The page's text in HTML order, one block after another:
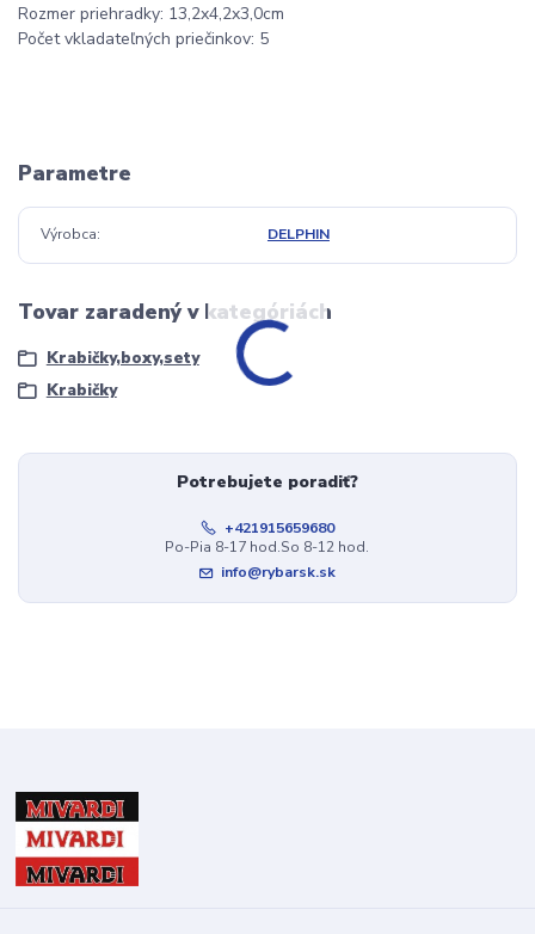
Rozmer priehradky: 13,2x4,2x3,0cm
Počet vkladateľných priečinkov: 5
Parametre
Výrobca DELPHIN
Tovar zaradený v kategóriách
Krabičky,boxy,sety
Krabičky
Potrebujete poradiť?
+421915659680
Po-Pia 8-17 hod.So 8-12 hod.
info@rybarsk.sk